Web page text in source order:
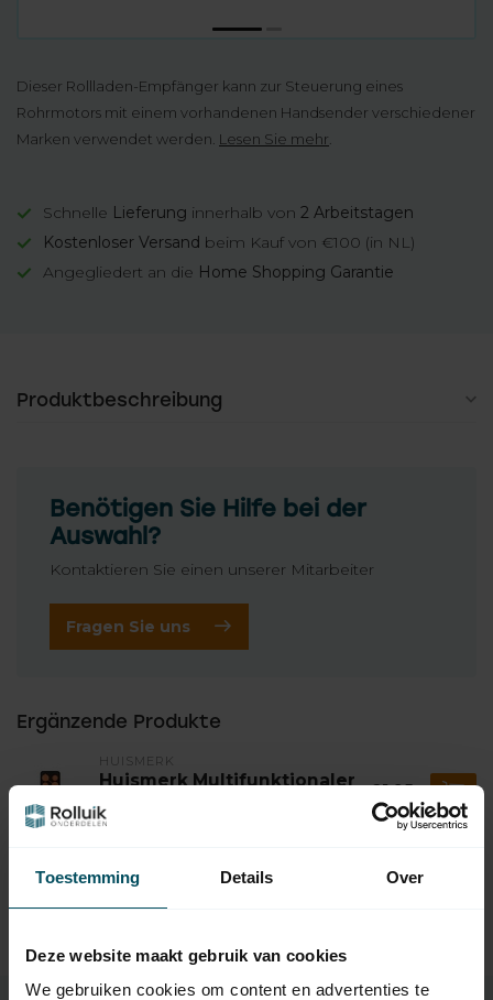
Toestemming Details Over
Deze website maakt gebruik van cookies
We gebruiken cookies om content en advertenties te
Dieser Rollladen-Empfänger kann zur Steuerung eines
Rohrmotors mit einem vorhandenen Handsender verschiedener
Marken verwendet werden. Lesen Sie mehr
Schnelle Lieferung innerhalb von 2 Arbeitstagen
Kostenloser Versand beim Kauf von €100 (in NL)
Angegliedert an die Home Shopping Garantie
Produktbeschreibung
Benötigen Sie Hilfe bei der
Auswahl?
Kontaktieren Sie einen unserer Mitarbeiter
Fragen Sie uns
Ergänzende Produkte
HUISMERK
Huismerk Multifunktionaler
Auf Lager
21,95
HUISMERK
4-Kanal-Handsender